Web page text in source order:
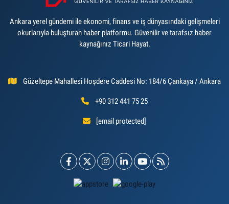
Ankara yerel gündemi ile ekonomi, finans ve iş dünyasındaki gelişmeleri
okurlarıyla buluşturan haber platformu. Güvenilir ve tarafsız haber
kaynağınız Ticari Hayat.
Güzeltepe Mahallesi Hoşdere Caddesi No: 184/6 Çankaya / Ankara
+90 312 441 75 25
[email protected]